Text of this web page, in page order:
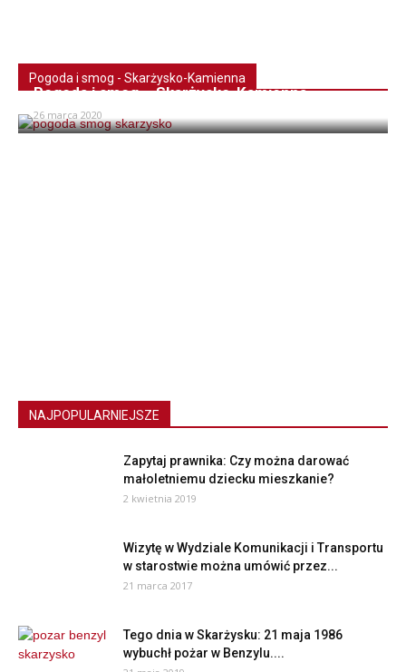
Pogoda i smog - Skarżysko-Kamienna
Pogoda i smog – Skarżysko-Kamienna
26 marca 2020
NAJPOPULARNIEJSZE
Zapytaj prawnika: Czy można darować
małoletniemu dziecku mieszkanie?
2 kwietnia 2019
Wizytę w Wydziale Komunikacji i Transportu
w starostwie można umówić przez...
21 marca 2017
Tego dnia w Skarżysku: 21 maja 1986
wybuchł pożar w Benzylu....